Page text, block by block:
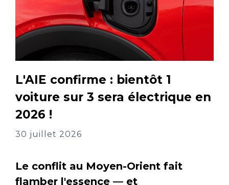
L'AIE confirme : bientôt 1
voiture sur 3 sera électrique en
2026 !
30 juillet 2026
Le conflit au Moyen-Orient fait
flamber l'essence — et